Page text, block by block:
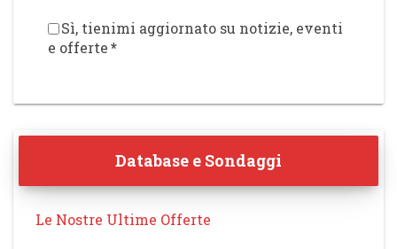
Sì, tienimi aggiornato su notizie, eventi
e offerte*
Database e Sondaggi
Le Nostre Ultime Offerte